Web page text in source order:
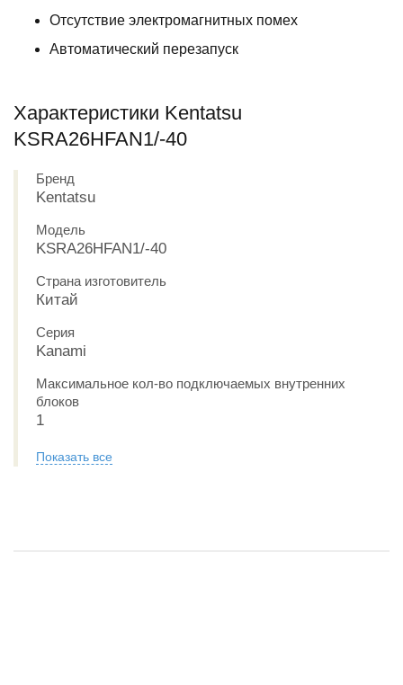
Отсутствие электромагнитных помех
Автоматический перезапуск
Характеристики Kentatsu
KSRA26HFAN1/-40
Бренд
Kentatsu
Модель
KSRA26HFAN1/-40
Страна изготовитель
Китай
Серия
Kanami
Максимальное кол-во подключаемых внутренних
блоков
1
Показать все